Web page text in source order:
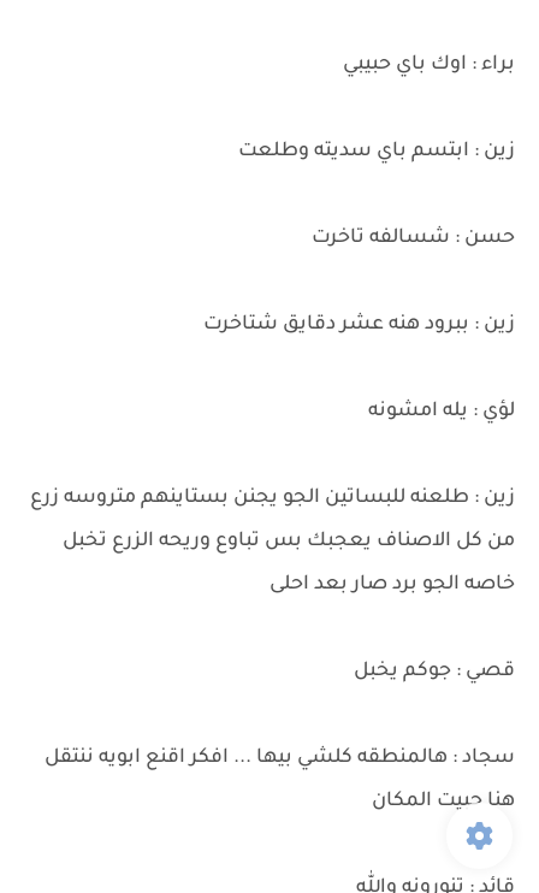
براء : اوك باي حبيبي
زين : ابتسم باي سديته وطلعت
حسن : شسالفه تاخرت
زين : ببرود هنه عشر دقايق شتاخرت
لؤي : يله امشونه
زين : طلعنه للبساتين الجو يجنن بستاينهم متروسه زرع
من كل الاصناف يعجبك بس تباوع وريحه الزرع تخبل
خاصه الجو برد صار بعد احلى
قصي : جوكم يخبل
سجاد : هالمنطقه كلشي بيها ... افكر اقنع ابويه ننتقل
هنا حبيت المكان
قائد : تنورونه والله